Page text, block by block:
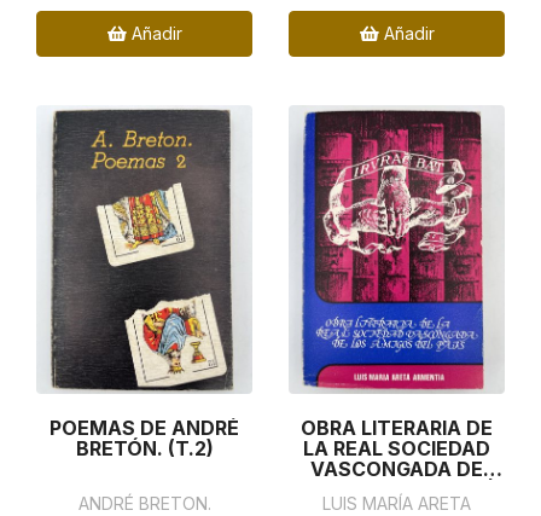
Añadir Añadir
POEMAS DE ANDRÉ
BRETÓN. (T.2)
ANDRÉ BRETON.
OBRA LITERARIA DE
LA REAL SOCIEDAD
VASCONGADA DE
LOS AMIGOS DEL PAÍS
LUIS MARÍA ARETA